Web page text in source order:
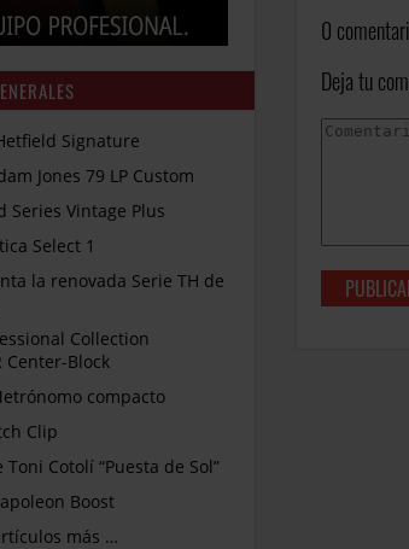
0
Deja tu
Signature
Jones 79 LP Custom
Series Vintage Plus
Select 1
la renovada Serie TH de
Collection
Center-Block
compacto
Clip
Toni Cotolí “Puesta de Sol”
Boost
más …